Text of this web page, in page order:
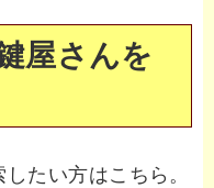
屋さんを
たい方はこちら。